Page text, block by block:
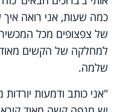
כמה שעות, אני רואה
של צפצופים מכל
למחלקה של הקשים מאוד
שלמה.
"אני כותב ודמעות יורדות